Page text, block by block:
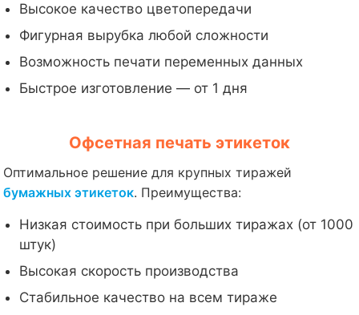
Высокое качество цветопередачи
Фигурная вырубка любой сложности
Возможность печати переменных данных
Быстрое изготовление — от 1 дня
Офсетная печать этикеток
Оптимальное решение для крупных тиражей
бумажных этикеток. Преимущества:
Низкая стоимость при больших тиражах (от 1000
штук)
Высокая скорость производства
Стабильное качество на всем тираже